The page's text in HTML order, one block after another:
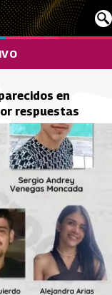
en
respuestas